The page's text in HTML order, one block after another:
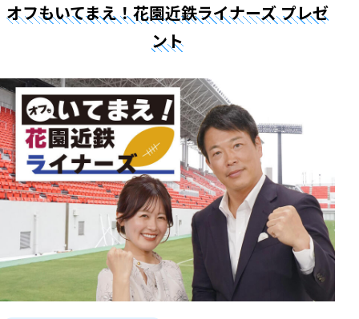
オフもいてまえ！花園近鉄ライナーズ プレゼ
ント